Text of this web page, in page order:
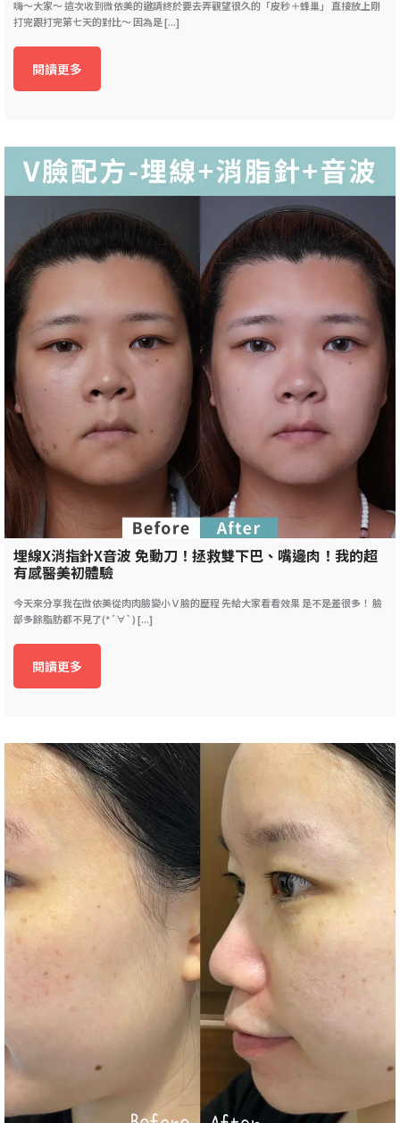
嗨～大家～ 這次收到微依美的邀請終於要去弄觀望很久的「皮秒＋蜂巢」 直接放上剛
打完跟打完第七天的對比～ 因為是 [...]
閱讀更多
埋線X消指針X音波 免動刀！拯救雙下巴、嘴邊肉！我的超
有感醫美初體驗
今天來分享我在微依美從肉肉臉變小Ｖ臉的歷程 先給大家看看效果 是不是差很多！ 臉
部多餘脂肪都不見了(*´∀`) [...]
閱讀更多